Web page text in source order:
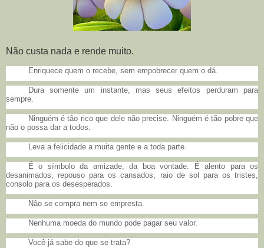
Não custa nada e rende muito.
Enriquece quem o recebe, sem empobrecer quem o dá.
Dura somente um instante, mas seus efeitos perduram para
sempre.
Ninguém é tão rico que dele não precise. Ninguém é tão pobre que
não o possa dar a todos.
Leva a felicidade a muita gente e a toda parte.
É o símbolo da amizade, da boa vontade. É alento para os
desanimados, repouso para os cansados, raio de sol para os tristes,
consolo para os desesperados.
Não se compra nem se empresta.
Nenhuma moeda do mundo pode pagar seu valor.
Você já sabe do que se trata?